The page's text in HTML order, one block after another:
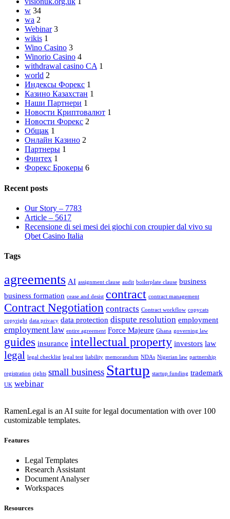
w 34
wa 2
Webinar 3
wikis 1
Wino Casino 3
Winorio Casino 4
withdrawal casino CA 1
world 2
Индексы Форекс 1
Казино Казахстан 1
Наши Партнери 1
Новости Криптовалют 1
Новости Форекс 2
Общак 1
Онлайн Казино 2
Партнеры 1
Финтех 1
Форекс Брокеры 6
Recent posts
Our Story – 7783
Article – 5617
Recensione di sei mesi dei giochi con croupier dal vivo su
Qbet Casino Italia
Tags
agreements AI assignment clause audit boilerplate clause business
business formation cease and desist contract contract management
Contract Negotiation contracts Contract workflow copycats
copyright data privacy data protection dispute resolution employment
employment law entire agreement Force Majeure Ghana governing law
guides insurance intellectual property investors law
legal legal checklist legal test liability memorandum NDAs Nigerian law partnership
registration rights small business Startup startup funding trademark
UK webinar
RamenLegal is an AI suite for legal documentation with over 100
customizable templates.
Features
Legal Templates
Research Assistant
Document Analyser
Workspaces
Resources